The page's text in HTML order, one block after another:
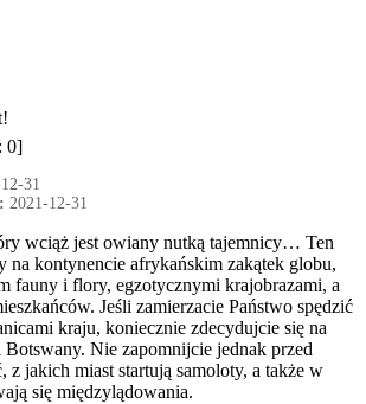
0]
31
2021-12-31
wciąż jest owiany nutką tajemnicy… Ten
na kontynencie afrykańskim zakątek globu,
fauny i flory, egzotycznymi krajobrazami, a
Jeśli zamierzacie Państwo spędzić
kraju, koniecznie zdecydujcie się na
Nie zapomnijcie jednak przed
z jakich miast startują samoloty, a także w
się międzylądowania.